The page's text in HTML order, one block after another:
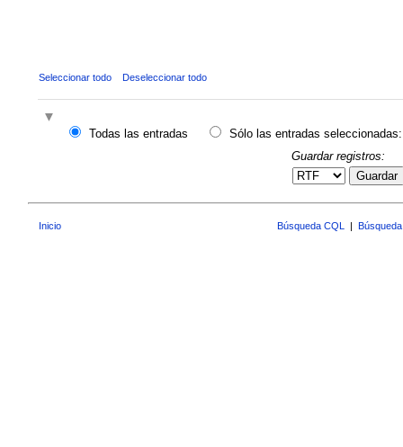
Seleccionar todo Deseleccionar todo
Todas las entradas
Sólo las entradas seleccionadas:
Guardar registros:
Guardar
Inicio Búsqueda CQL